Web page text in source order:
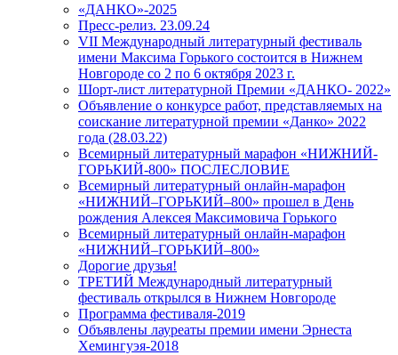
«ДАНКО»-2025
Пресс-релиз. 23.09.24
VII Международный литературный фестиваль
имени Максима Горького состоится в Нижнем
Новгороде со 2 по 6 октября 2023 г.
Шорт-лист литературной Премии «ДАНКО- 2022»
Объявление о конкурсе работ, представляемых на
соискание литературной премии «Данко» 2022
года (28.03.22)
Всемирный литературный марафон «НИЖНИЙ-
ГОРЬКИЙ-800» ПОСЛЕСЛОВИЕ
Всемирный литературный онлайн-марафон
«НИЖНИЙ–ГОРЬКИЙ–800» прошел в День
рождения Алексея Максимовича Горького
Всемирный литературный онлайн-марафон
«НИЖНИЙ–ГОРЬКИЙ–800»
Дорогие друзья!
ТРЕТИЙ Международный литературный
фестиваль открылся в Нижнем Новгороде
Программа фестиваля-2019
Объявлены лауреаты премии имени Эрнеста
Хемингуэя-2018